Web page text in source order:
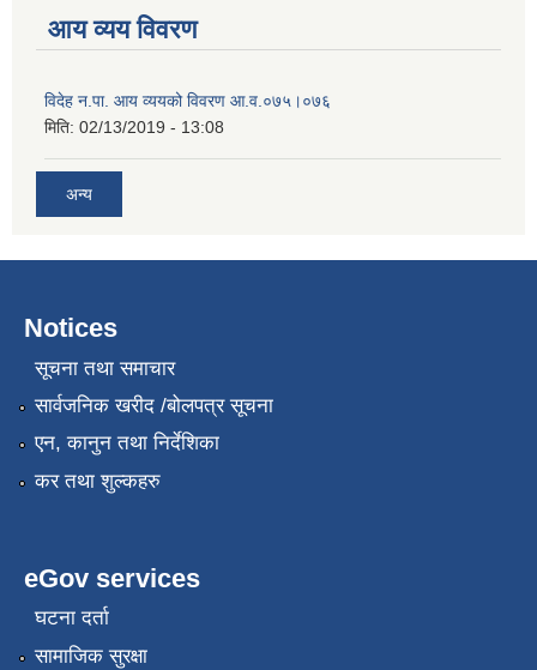
आय व्यय विवरण
विदेह न.पा. आय व्ययको विवरण आ.व.०७५।०७६
मिति: 02/13/2019 - 13:08
अन्य
Notices
सूचना तथा समाचार
सार्वजनिक खरीद /बोलपत्र सूचना
एन, कानुन तथा निर्देशिका
कर तथा शुल्कहरु
eGov services
घटना दर्ता
सामाजिक सुरक्षा